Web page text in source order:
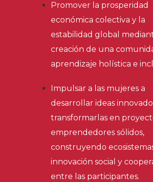
Promover la prosperidad
económica colectiva y la
estabilidad global
creación de una
aprendizaje holística e
Impulsar a las mujeres a
desarrollar ideas
transformarlas en
emprendedores sólidos,
construyendo
innovación social y
entre las participantes.